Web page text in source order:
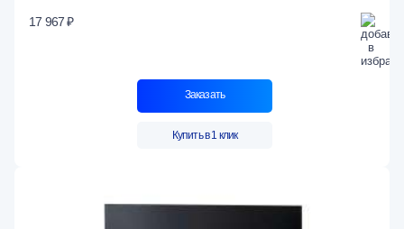
17 967 ₽
Заказать
Купить в 1 клик